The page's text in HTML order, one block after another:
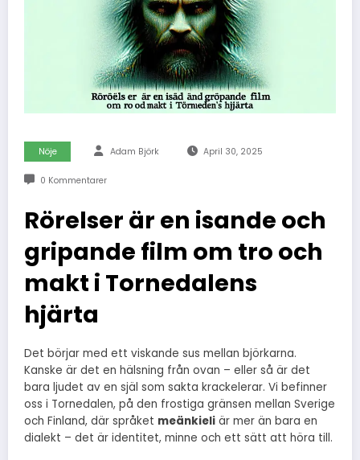
Nöje Adam Björk April 30, 2025
0 Kommentarer
Rörelser är en isande och
gripande film om tro och
makt i Tornedalens
hjärta
Det börjar med ett viskande sus mellan björkarna.
Kanske är det en hälsning från ovan – eller så är det
bara ljudet av en själ som sakta krackelerar. Vi befinner
oss i Tornedalen, på den frostiga gränsen mellan Sverige
och Finland, där språket meänkieli är mer än bara en
dialekt – det är identitet, minne och ett sätt att höra till.